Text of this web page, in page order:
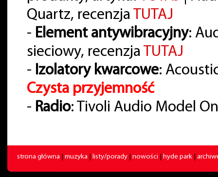
Quartz, recenzja TUTAJ
- Element antywibracyjny:
sieciowy, recenzja TUTAJ
- Izolatory kwarcowe:
Czysta przyjemność
- Radio: Tivoli Audio Model
strona główna muzyka listy/porady nowości hyde park